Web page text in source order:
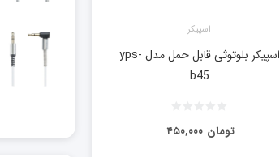
اسپیکر
اسپیکر بلوتوثی قابل حمل مدل yps-
b45
۴۵۰,۰۰۰ تومان